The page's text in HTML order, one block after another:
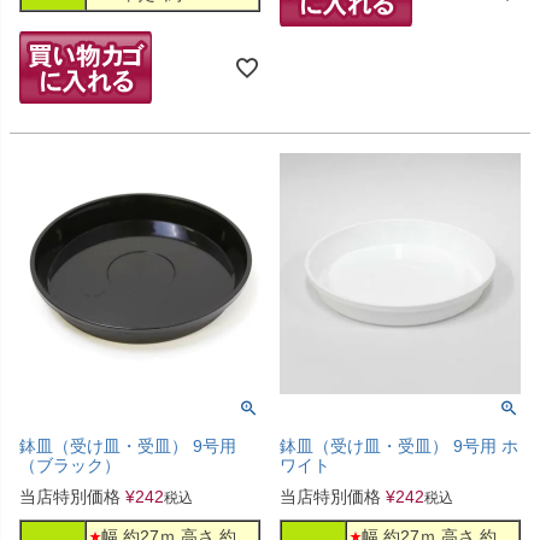
鉢皿（受け皿・受皿） 9号用
（ブラック）
当店特別価格 ¥242税込
鉢皿（受け皿・受皿） 9号用 ホ
ワイト
当店特別価格 ¥242税込